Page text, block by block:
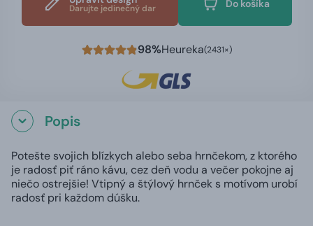
Darujte jedinečný dar Do košíka
98%Heureka(2431×)
Popis
Potešte svojich blízkych alebo seba hrnčekom, z ktorého
je radosť piť ráno kávu, cez deň vodu a večer pokojne aj
niečo ostrejšie! Vtipný a štýlový hrnček s motívom urobí
radosť pri každom dúšku.